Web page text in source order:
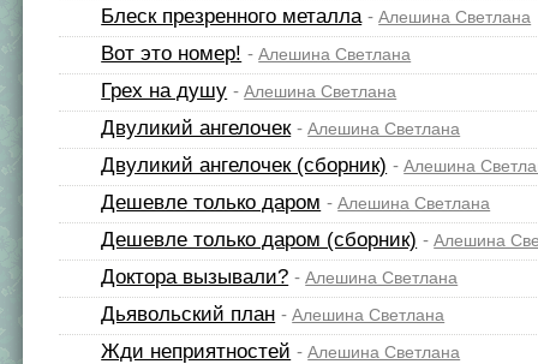
Блеск презренного металла -Алешина Светлана
Вот это номер! -Алешина Светлана
Грех на душу -Алешина Светлана
Двуликий ангелочек -Алешина Светлана
Двуликий ангелочек (сборник) -Алешина
Дешевле только даром -Алешина Светлана
Дешевле только даром (сборник) -Алешина
Доктора вызывали? -Алешина Светлана
Дьявольский план -Алешина Светлана
Жди неприятностей -Алешина Светлана